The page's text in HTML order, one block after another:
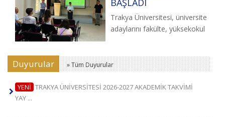
BAŞLADI
Trakya Üniversitesi, üniversite
adaylarını fakülte, yüksekokul
Duyurular » Tüm Duyurular
YENİ TRAKYA ÜNİVERSİTESİ 2026-2027 AKADEMİK TAKVİMİ
YAY ...